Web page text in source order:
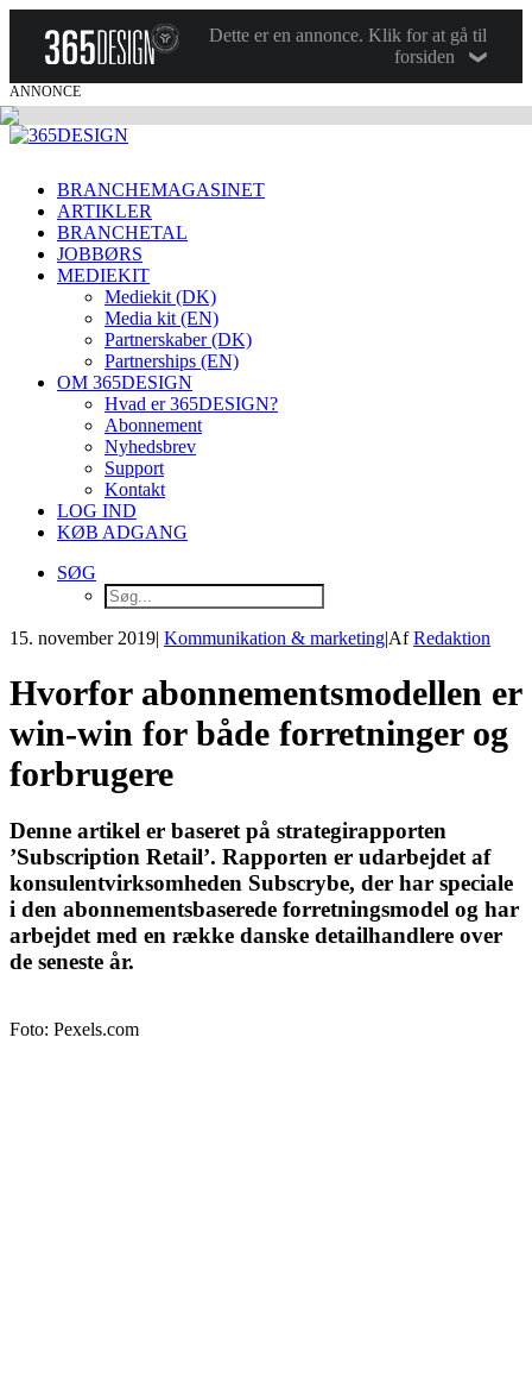
Dette er en annonce. Klik for at gå til
forsiden
ANNONCE
BRANCHEMAGASINET
ARTIKLER
BRANCHETAL
JOBBØRS
MEDIEKIT
Mediekit (DK)
Media kit (EN)
Partnerskaber (DK)
Partnerships (EN)
OM 365DESIGN
Hvad er 365DESIGN?
Abonnement
Nyhedsbrev
Support
Kontakt
LOG IND
KØB ADGANG
SØG
15. november 2019| Kommunikation & marketing|AfRedaktion
Hvorfor abonnementsmodellen er
win-win for både forretninger og
forbrugere
Denne artikel er baseret på strategirapporten
’Subscription Retail’. Rapporten er udarbejdet af
konsulentvirksomheden Subscrybe, der har speciale
i den abonnementsbaserede forretningsmodel og har
arbejdet med en række danske detailhandlere over
de seneste år.
Foto: Pexels.com